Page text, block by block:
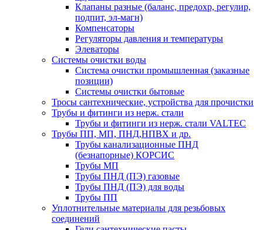
Клапаны разные (баланс, предохр, регулир,
подпит, эл-магн)
Компенсаторы
Регуляторы давления и температуры
Элеваторы
Системы очистки воды
Система очистки промышленная (заказные
позиции)
Системы очистки бытовые
Тросы сантехнические, устройства для прочистки
Трубы и фитинги из нерж. стали
Трубы и фитинги из нерж. стали VALTEC
Трубы ПП, МП, ПНД,НПВХ и др.
Трубы канализационные ПНД
(безнапорные) КОРСИС
Трубы МП
Трубы ПНД (ПЭ) газовые
Трубы ПНД (ПЭ) для воды
Трубы ПП
Уплотнительные материалы для резьбовых
соединений